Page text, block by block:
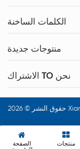
الكلمات الساخنة
منتوجات جديدة
الاشتراك TO نحن
حقوق النشر © 2026 Xiamen Acey New Energy Technology Co.,Ltd.
الصفحة
منتجات